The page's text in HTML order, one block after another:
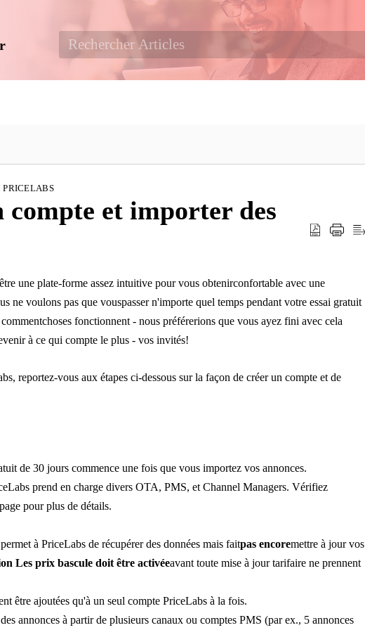
PRICELABS
et importer des
une plate-forme assez intuitive pour vous obtenirconfortable avec une
ne voulons pas que vouspasser n'importe quel temps pendant votre essai gratuit
fonctionnent - nous préférerions que vous ayez fini avec cela
à ce qui compte le plus - vos invités!
reportez-vous aux étapes ci-dessous sur la façon de créer un compte et de
de 30 jours commence une fois que vous importez vos annonces.
prend en charge divers OTA, PMS, et Channel Managers. Vérifiez
page pour plus de détails.
à PriceLabs de récupérer des données mais faitpas encoremettre à jour vos
Les prix bascule doit être activéeavant toute mise à jour tarifaire ne prennent
être ajoutées qu'à un seul compte PriceLabs à la fois.
annonces à partir de plusieurs canaux ou comptes PMS (par ex., 5 annonces